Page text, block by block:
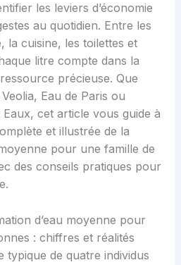
les leviers d’économie
au quotidien. Entre les
la cuisine, les toilettes et
litre compte dans la
précieuse. Que
Eau de Paris ou
cet article vous guide à
et illustrée de la
pour une famille de
des conseils pratiques pour
d’eau moyenne pour
: chiffres et réalités
typique de quatre individus